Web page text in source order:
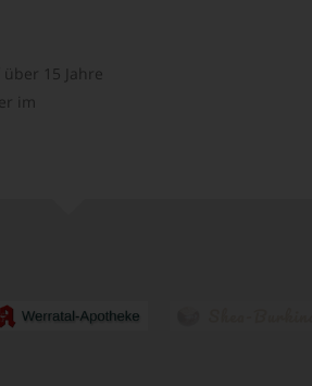
15 Jahre
im